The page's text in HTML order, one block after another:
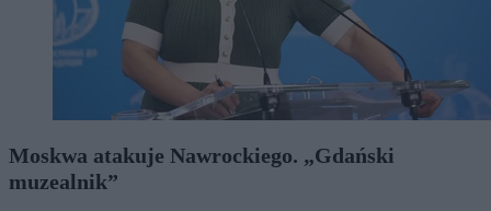
Moskwa atakuje Nawrockiego. „Gdański
muzealnik”